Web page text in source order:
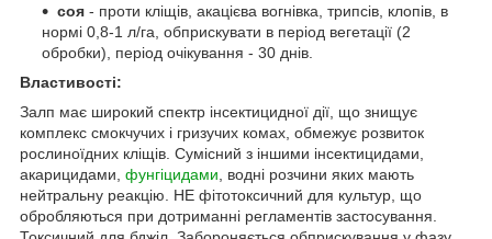
соя - проти кліщів, акацієва вогнівка, трипсів, клопів, в
нормі 0,8-1 л/га, обприскувати в період вегетації (2
обробки), період очікування - 30 днів.
Властивості:
Залп має широкий спектр інсектицидної дії, що знищує
комплекс смокчучих і гризучих комах, обмежує розвиток
рослиноїдних кліщів. Сумісний з іншими інсектицидами,
акарицидами, фунгіцидами , водні розчини яких мають
нейтральну реакцію. НЕ фітотоксичний для культур, що
обробляються при дотриманні регламентів застосування.